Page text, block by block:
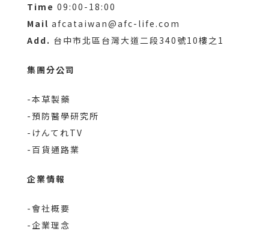
Time 09:00-18:00
Mail afcataiwan@afc-life.com
Add. 台中市北區台灣大道二段340號10樓之1
集團分公司
-本草製藥
-預防醫學研究所
-けんてれTV
-百貨通路業
企業情報
-會社概要
-企業理念